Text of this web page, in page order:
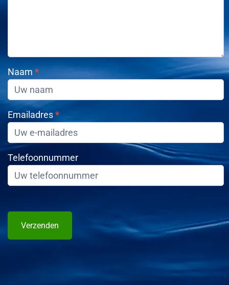
Naam *
Emailadres*
Telefoonnummer
Verzenden